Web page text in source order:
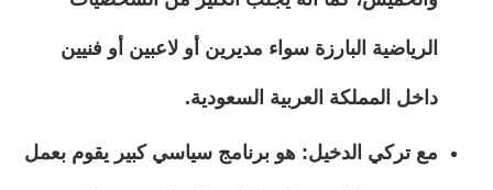
الرياضية البارزة سواء مديرين أو لاعبين أو فنيين
داخل المملكة العربية السعودية.
مع تركي الدخيل: هو برنامج سياسي كبير يقوم بعمل